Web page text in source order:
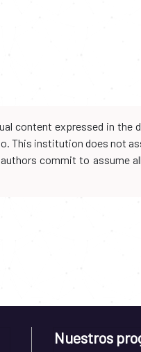
content expressed in
This institution does not
commit to assume
Nuestros